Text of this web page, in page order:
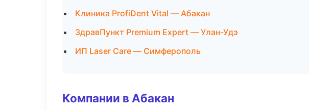
Клиника ProfiDent Vital — Абакан
ЗдравПункт Premium Expert — Улан-Удэ
ИП Laser Care — Симферополь
Компании в Абакан